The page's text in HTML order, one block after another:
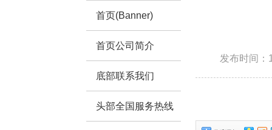
首页(Banner)
首页公司简介
底部联系我们
头部全国服务热线
发布时间：